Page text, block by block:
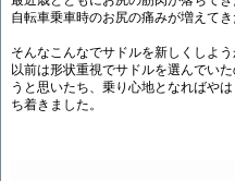
自転車乗車時のお尻の痛みが増えてき
そんなこんなでサドルを新しくしよう
以前は形状重視でサドルを選んでい
うと思いたち、乗り心地となればや
ち着きました。